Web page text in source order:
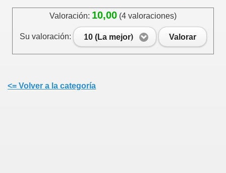
Valoración: 10,00 (4 valoraciones)
Su valoración: 10 (La mejor) Valorar
<= Volver a la categoría